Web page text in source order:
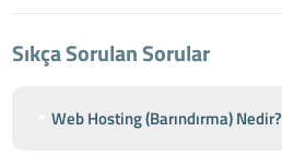
Sıkça Sorulan Sorular
Web Hosting (Barındırma) Nedir?